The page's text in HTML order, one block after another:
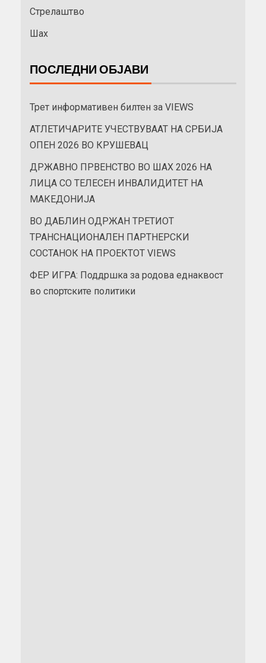
Стрелаштво
Шах
ПОСЛЕДНИ ОБЈАВИ
Трет информативен билтен за VIEWS
АТЛЕТИЧАРИТЕ УЧЕСТВУВААТ НА СРБИЈА
ОПЕН 2026 ВО КРУШЕВАЦ
ДРЖАВНО ПРВЕНСТВО ВО ШАХ 2026 НА
ЛИЦА СО ТЕЛЕСЕН ИНВАЛИДИТЕТ НА
МАКЕДОНИЈА
ВО ДАБЛИН ОДРЖАН ТРЕТИОТ
ТРАНСНАЦИОНАЛЕН ПАРТНЕРСКИ
СОСТАНОК НА ПРОЕКТОТ VIEWS
ФЕР ИГРА: Поддршка за родова еднаквост
во спортските политики